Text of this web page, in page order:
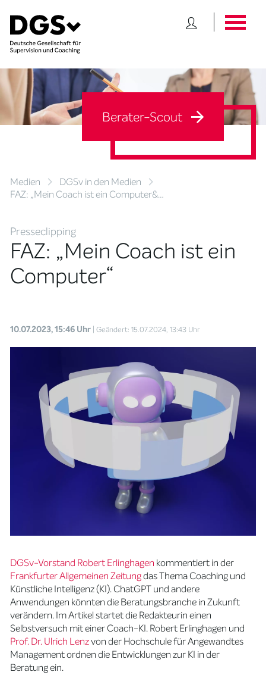
Medien
DGSv in den Medien
FAZ: „Mein Coach ist ein Computer&…
Berater-Scout
Presseclipping
FAZ: „Mein Coach ist ein
Computer“
10.07.2023, 15:46 Uhr | Geändert: 15.07.2024, 13:43 Uhr
DGSv-Vorstand Robert Erlinghagen kommentiert in der
Frankfurter Allgemeinen Zeitungdas Thema Coaching und
Künstliche Intelligenz (KI). ChatGPT und andere
Anwendungen könnten die Beratungsbranche in Zukunft
verändern. Im Artikel startet die Redakteurin einen
Selbstversuch mit einer Coach-KI. Robert Erlinghagen und
Prof. Dr. Ulrich Lenzvon der Hochschule für Angewandtes
Management ordnen die Entwicklungen zur KI in der
Beratung ein.